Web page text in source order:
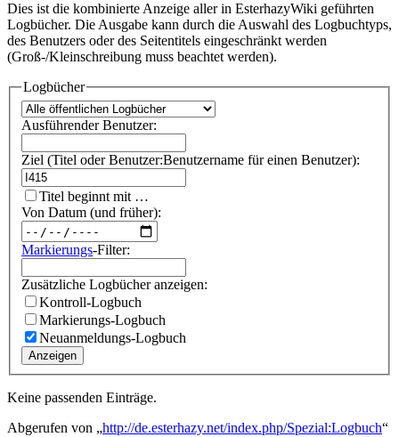
Dies ist die kombinierte Anzeige aller in EsterhazyWiki geführten
Logbücher. Die Ausgabe kann durch die Auswahl des Logbuchtyps,
des Benutzers oder des Seitentitels eingeschränkt werden
(Groß-/Kleinschreibung muss beachtet werden).
Logbücher
Ausführender Benutzer:
Ziel (Titel oder Benutzer:Benutzername für einen Benutzer):
Titel beginnt mit …
Von Datum (und früher):
Markierungs-Filter:
Zusätzliche Logbücher anzeigen:
Kontroll-Logbuch
Markierungs-Logbuch
Neuanmeldungs-Logbuch
Anzeigen
Keine passenden Einträge.
Abgerufen von „http://de.esterhazy.net/index.php/Spezial:Logbuch“